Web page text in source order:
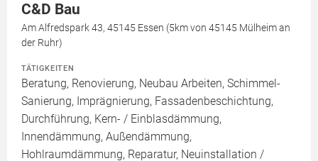
C&D Bau
Am Alfredspark 43, 45145 Essen (5km von 45145 Mülheim an
der Ruhr)
TÄTIGKEITEN
Beratung, Renovierung, Neubau Arbeiten, Schimmel-
Sanierung, Imprägnierung, Fassadenbeschichtung,
Durchführung, Kern- / Einblasdämmung,
Innendämmung, Außendämmung,
Hohlraumdämmung, Reparatur, Neuinstallation /